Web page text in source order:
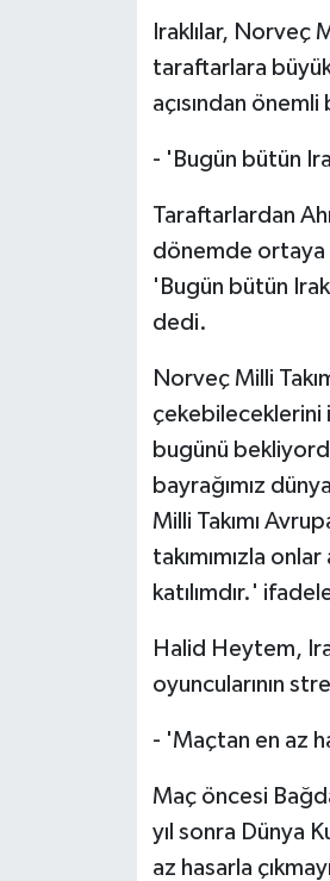
Iraklılar, Norveç
taraftarlara büyük
açısından
- 'Bugün bütün
Taraftarlardan
dönemde ortaya
'Bugün bütün
dedi.
Norveç Milli
çekebileceklerini
bugünü
bayrağımız
Milli Takımı
takımımızla
katılımdır.'
Halid Heytem,
oyuncularının
- 'Maçtan en az
Maç öncesi
yıl sonra Dünya
az hasarla